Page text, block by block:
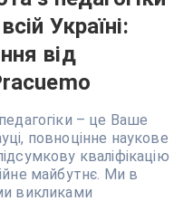
Україні:
від
– це Ваше
повноцінне наукове
кваліфікацію
майбутнє. Ми в
викликами